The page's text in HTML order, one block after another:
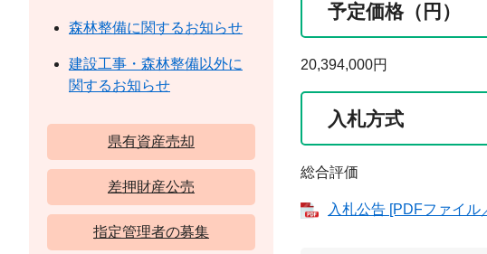
予定価格（円）
20,394,000円
入札方式
総合評価
入札公告 [PDFファイル
森林整備に関するお知らせ
建設工事・森林整備以外に
関するお知らせ
県有資産売却
差押財産公売
指定管理者の募集